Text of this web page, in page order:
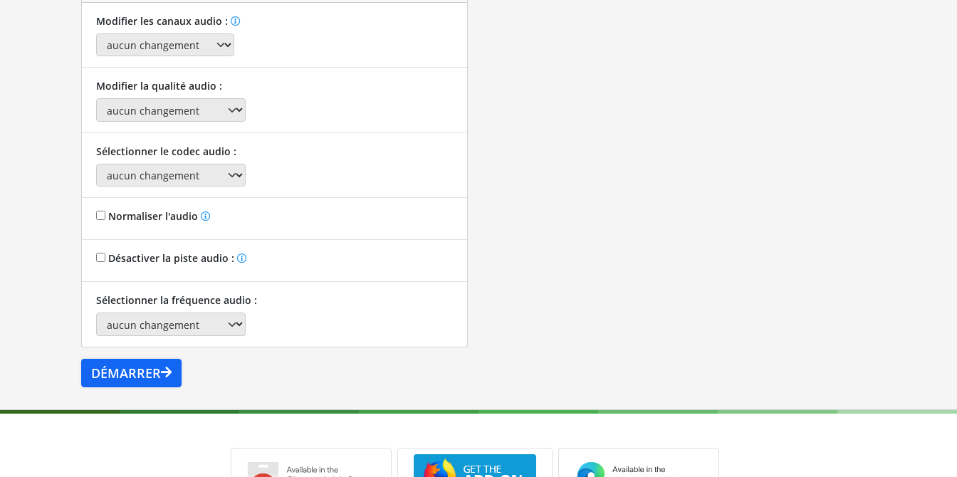
Modifier les canaux audio :
Modifier la qualité audio :
Sélectionner le codec audio :
Normaliser l'audio
Désactiver la piste audio :
Sélectionner la fréquence audio :
DÉMARRER